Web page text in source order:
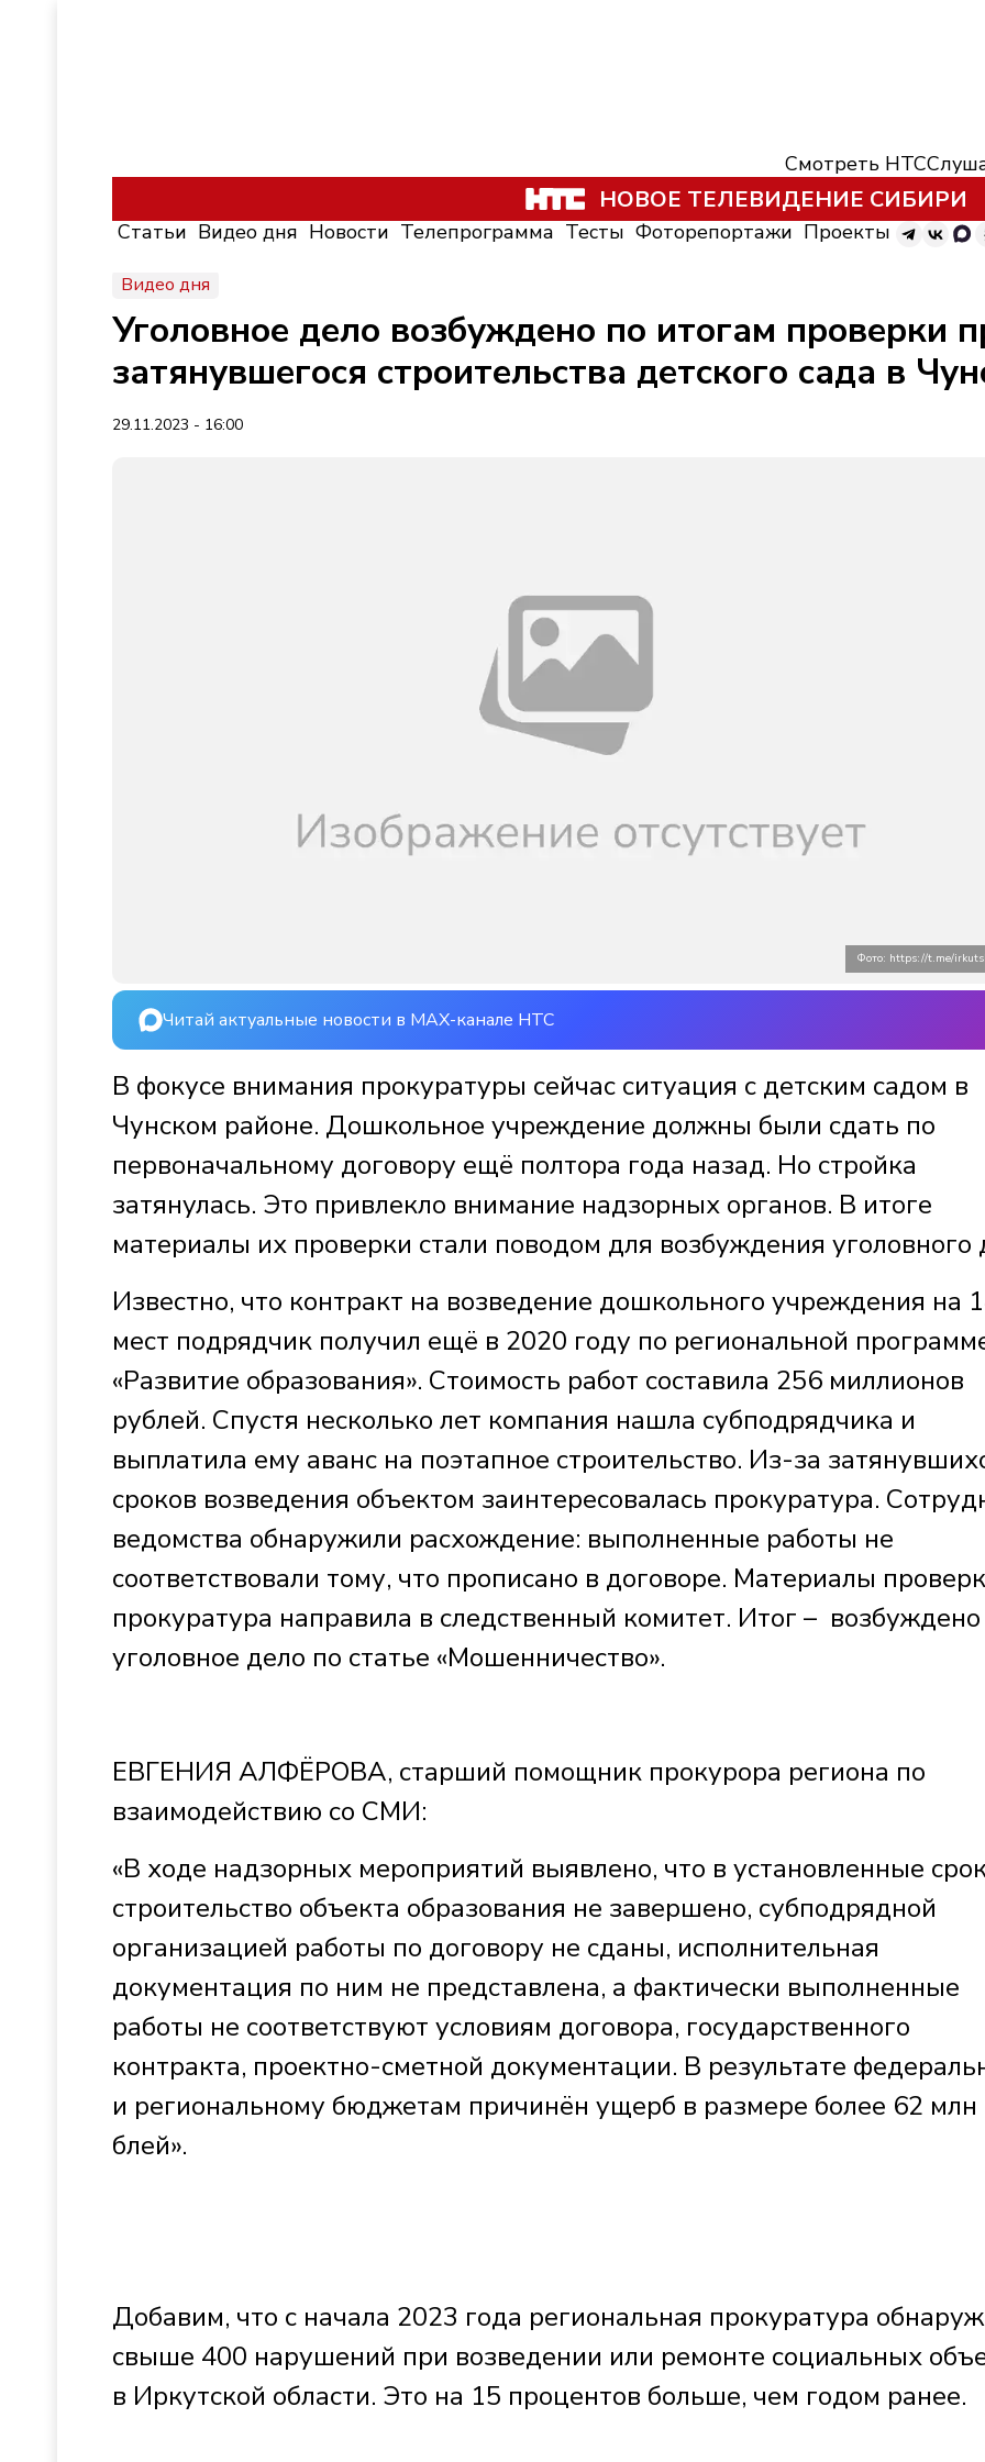
Смотреть НТС
НОВОЕ ТЕЛЕВИДЕНИЕ СИБИРИ
Статьи Видео дня Новости Телепрограмма Тесты Фоторепортажи Проекты
Видео дня
Уголовное дело возбуждено по итогам проверки
затянувшегося строительства детского сада в
29.11.2023 - 16:00
Фото: https://t.me/
Читай актуальные новости в MAX-канале НТС
В фокусе внимания прокуратуры сейчас ситуация с детским садом в
Чунском районе. Дошкольное учреждение должны были сдать по
первоначальному договору ещё полтора года назад. Но стройка
затянулась. Это привлекло внимание надзорных органов. В итоге
материалы их проверки стали поводом для возбуждения уголовного
Известно, что контракт на возведение дошкольного учреждения на
мест подрядчик получил ещё в 2020 году по региональной
«Развитие образования». Стоимость работ составила 256 миллионов
рублей. Спустя несколько лет компания нашла субподрядчика и
выплатила ему аванс на поэтапное строительство. Из-за
сроков возведения объектом заинтересовалась прокуратура.
ведомства обнаружили расхождение: выполненные работы не
соответствовали тому, что прописано в договоре. Материалы
прокуратура направила в следственный комитет. Итог – возбуждено
уголовное дело по статье «Мошенничество».
ЕВГЕНИЯ АЛФЁРОВА, старший помощник прокурора региона по
взаимодействию со СМИ:
«В ходе надзорных мероприятий выявлено, что в установленные
строительство объекта образования не завершено, субпо­дрядной
организацией работы по договору не сданы, исполнител­ьная
документация по ним не представлена, а фактически выпол­ненные
работы не соответствуют условиям договора, государств­енного
контракта, проектно-сметной докум­ентации. В результате
и рег­иональному бюджетам причинён ущерб в раз­мере более 62
блей».
Добавим, что с начала 2023 года региональная прокуратура
свыше 400 нарушений при возведении или ремонте социальных
в Иркутской области. Это на 15 процентов больше, чем годом ранее.